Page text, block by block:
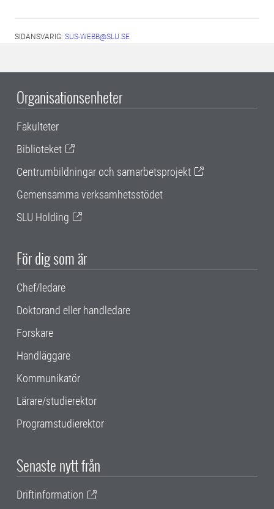
SIDANSVARIG: SUS-WEBB@SLU.SE
Organisationsenheter
Fakulteter
Biblioteket
Centrumbildningar och samarbetsprojekt
Gemensamma verksamhetsstödet
SLU Holding
För dig som är
Chef/ledare
Doktorand eller handledare
Forskare
Handläggare
Kommunikatör
Lärare/studierektor
Programstudierektor
Senaste nytt från
Driftinformation